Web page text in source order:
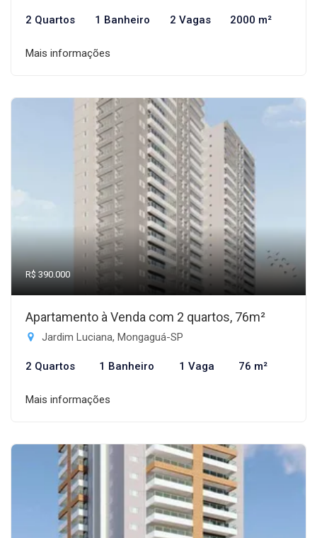
2 Quartos 1 Banheiro 2 Vagas 2000 m²
Mais informações
R$ 390.000
Apartamento à Venda com 2 quartos, 76m²
Jardim Luciana, Mongaguá-SP
2 Quartos 1 Banheiro 1 Vaga 76 m²
Mais informações